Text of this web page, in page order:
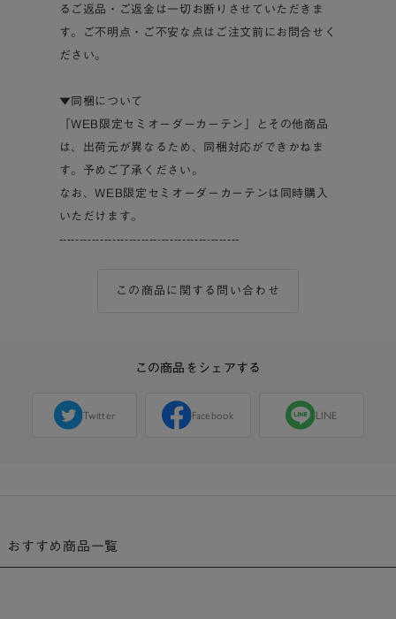
るご返品・ご返金は一切お断りさせていただきま
す。ご不明点・ご不安な点はご注文前にお問合せく
ださい。
▼同梱について
「WEB限定セミオーダーカーテン」とその他商品
は、出荷元が異なるため、同梱対応ができかねま
す。予めご了承ください。
なお、WEB限定セミオーダーカーテンは同時購入
いただけます。
--------------------------------------------
この商品に関する問い合わせ
この商品をシェアする
Twitter Facebook LINE
おすすめ商品一覧